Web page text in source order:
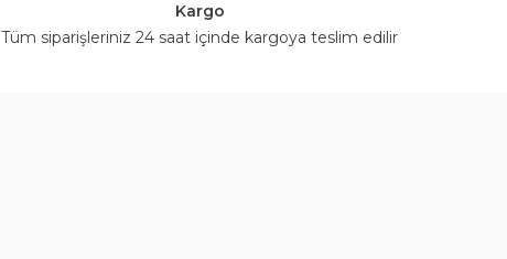
Kargo
Tüm siparişleriniz 24 saat içinde kargoya teslim edilir